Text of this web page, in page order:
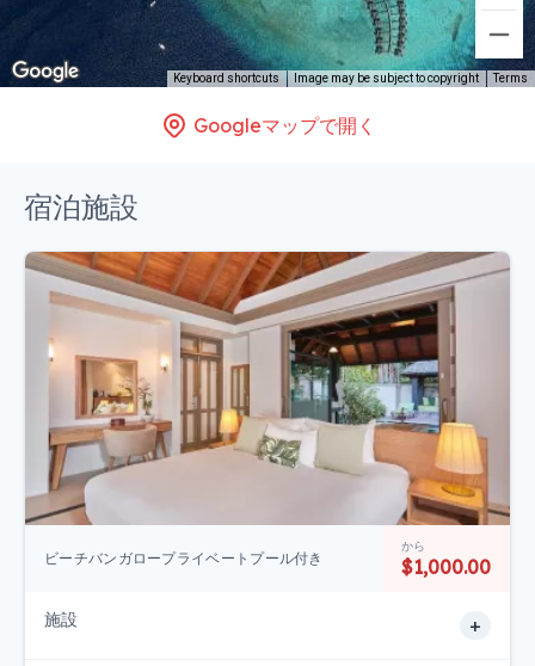
Keyboard shortcuts Image may be subject to copyright Terms
Googleマップで開く
宿泊施設
ビーチバンガロープライベートプール付き
から
$1,000.00
施設 +